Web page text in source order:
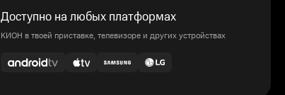
Доступно на любых платформах
КИОН в твоей приставке, телевизоре и других устройствах